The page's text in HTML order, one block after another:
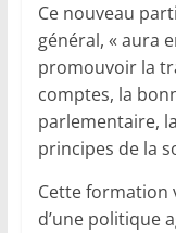
Ce nouveau
général, « aura
promouvoir la
comptes, la
parlementaire,
principes de la
Cette formation
d’une politique